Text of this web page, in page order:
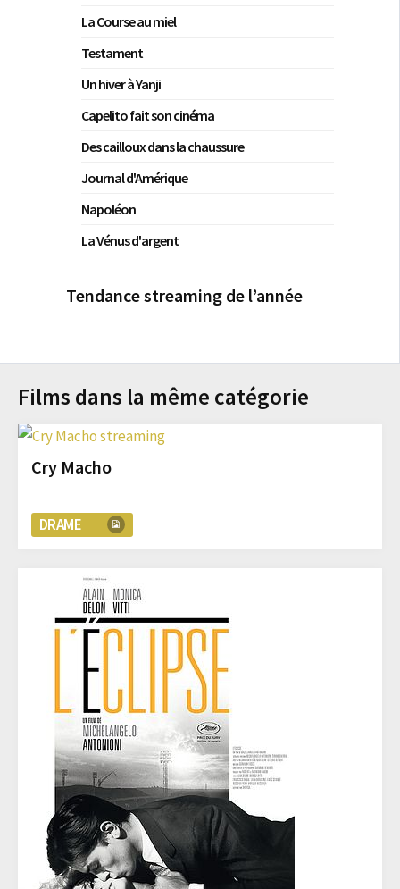
La Course au miel
Testament
Un hiver à Yanji
Capelito fait son cinéma
Des cailloux dans la chaussure
Journal d'Amérique
Napoléon
La Vénus d'argent
Tendance streaming de l’année
Films dans la même catégorie
Cry Macho
DRAME